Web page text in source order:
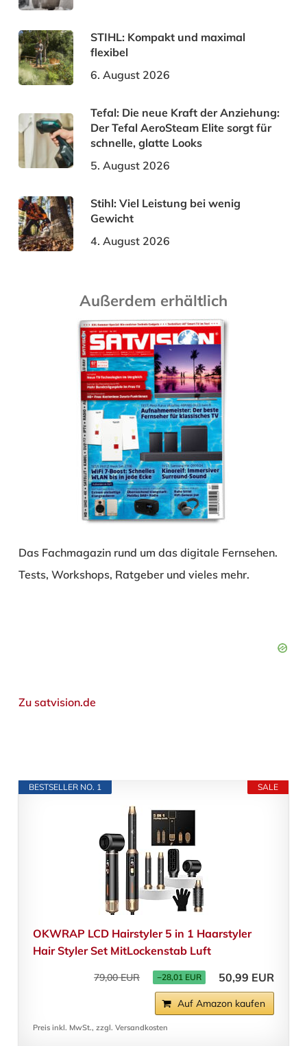
STIHL: Kompakt und maximal
flexibel
6. August 2026
Tefal: Die neue Kraft der Anziehung:
Der Tefal AeroSteam Elite sorgt für
schnelle, glatte Looks
5. August 2026
Stihl: Viel Leistung bei wenig
Gewicht
4. August 2026
Außerdem erhältlich
Das Fachmagazin rund um das digitale Fernsehen.
Tests, Workshops, Ratgeber und vieles mehr.
Zu satvision.de
SALE
BESTSELLER NO. 1
OKWRAP LCD Hairstyler 5 in 1 Haarstyler
Hair Styler Set MitLockenstab Luft
79,00 EUR −28,01 EUR 50,99 EUR
Auf Amazon kaufen
Preis inkl. MwSt., zzgl. Versandkosten